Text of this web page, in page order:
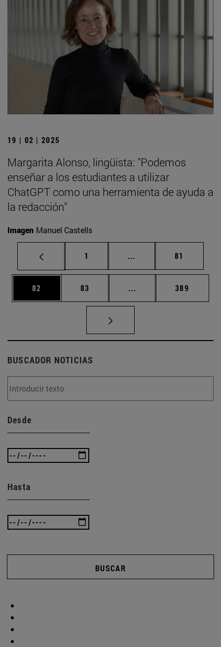
19 | 02 | 2025
Margarita Alonso, lingüista: "Podemos
enseñar a los estudiantes a utilizar
ChatGPT como una herramienta de ayuda a
la redacción"
Imagen Manuel Castells
Página
1 ... Páginas intermedias
Página
81
Página
82 Página
83 ... Páginas intermedias
Página
389
BUSCADOR NOTICIAS
Desde
Hasta
BUSCAR